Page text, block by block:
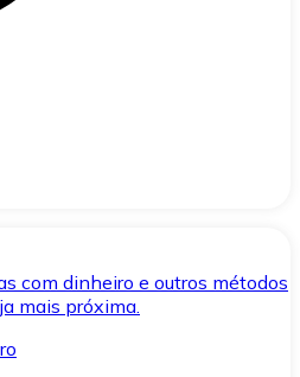
com dinheiro e outros métodos
mais próxima.